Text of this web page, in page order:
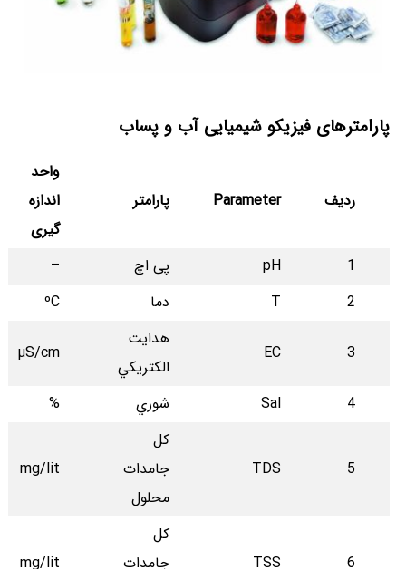
پارامترهای فیزیکو شیمیایی آب و پساب
ردیف Parameter پارامتر
واحد
اندازه
گیری
1
pH پی اچ
–
2
T دما ºC
3
EC
هدايت
الكتريكي
µS/cm
4
Sal شوري %
5
TDS
كل
جامدات
محلول
mg/lit
6
TSS
كل
جامدات
mg/lit